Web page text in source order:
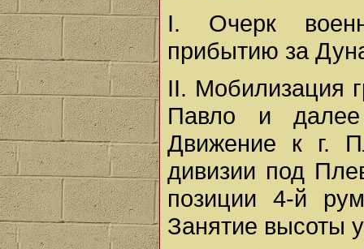
I. Очерк
прибытию за
II. Мобилизация
Павло и далее
Движение к г.
дивизии под
позиции 4-й
Занятие высоты